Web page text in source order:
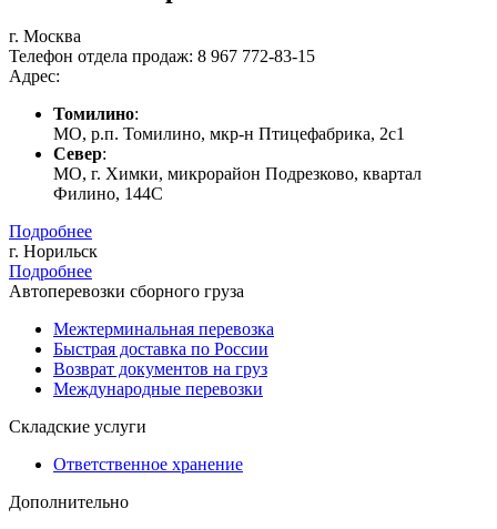
г. Москва
Телефон отдела продаж: 8 967 772-83-15
Адрес:
Томилино:
МО, р.п. Томилино, мкр-н Птицефабрика, 2с1
Север:
МО, г. Химки, микрорайон Подрезково, квартал
Филино, 144C
Подробнее
г. Норильск
Подробнее
Автоперевозки сборного груза
Межтерминальная перевозка
Быстрая доставка по России
Возврат документов на груз
Международные перевозки
Складские услуги
Ответственное хранение
Дополнительно